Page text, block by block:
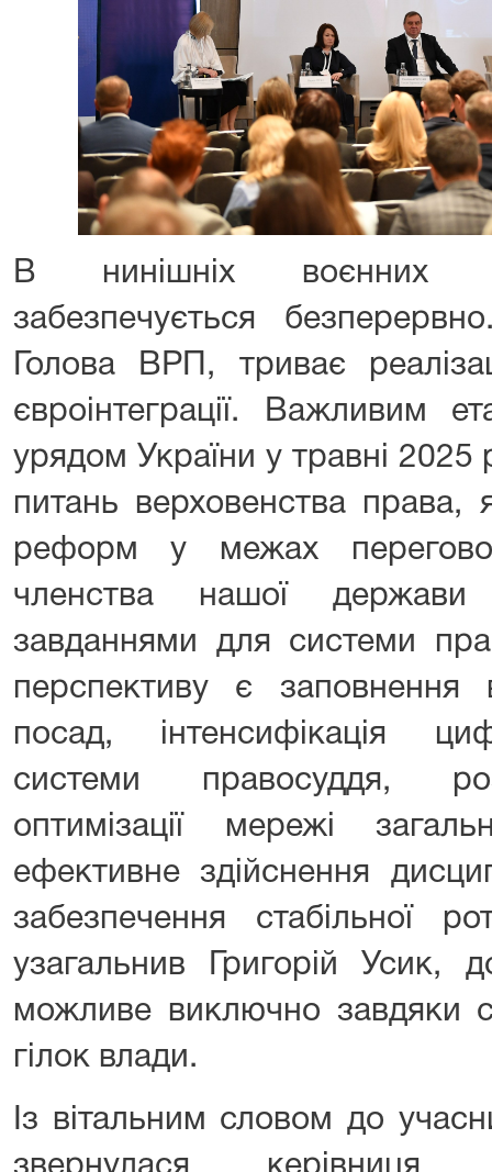
В нинішніх воєнних
забезпечується
Голова ВРП, триває
євроінтеграції. Важливим
урядом України у травні
питань верховенства права,
реформ у межах
членства нашої
завданнями для системи
перспективу є заповнення
посад, інтенсифікація
системи правосуддя,
оптимізації мережі
ефективне здійснення
забезпечення стабільної
узагальнив Григорій Усик,
можливе виключно завдяки
гілок влади.
Із вітальним словом до